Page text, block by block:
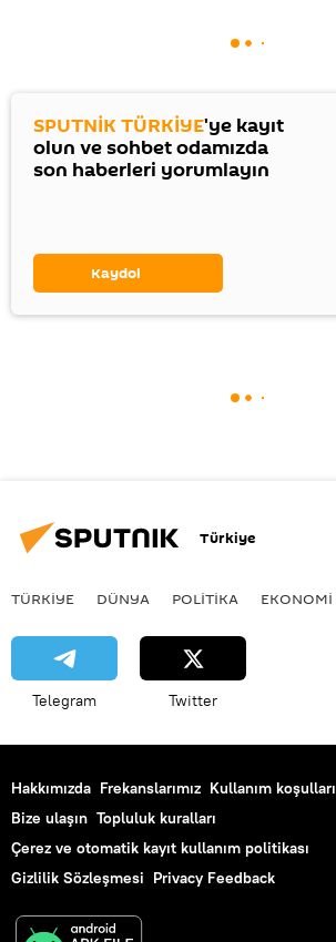
SPUTNİK TÜRKİYE'ye kayıt
olun ve sohbet odamızda
son haberleri yorumlayın
Kaydol
Türkiye
TÜRKIYE DÜNYA POLİTİKA EKONOMİ
Telegram Twitter
Hakkımızda Frekanslarımız Kullanım koşulları
Bize ulaşın Topluluk kuralları
Çerez ve otomatik kayıt kullanım politikası
Gizlilik Sözleşmesi Privacy Feedback